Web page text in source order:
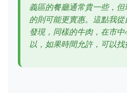
義區的餐廳通常貴一些，
的則可能更實惠。這點我
發現，同樣的牛肉，在市
以，如果時間允許，可以找